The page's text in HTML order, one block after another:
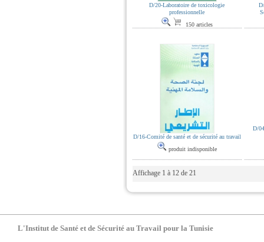
D/20-Laboratoire de toxicologie
professionnelle
150 articles
D/16-Comité de santé et de sécurité au travail
produit indisponible
D/
Affichage 1 à 12 de 21
L'Institut de Santé et de Sécurité au Travail pour la Tunisie